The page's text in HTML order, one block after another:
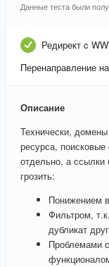
Данные теста были
Редирект c
Перенаправление
Описание
Технически,
ресурса,
отдельно, а
грозить:
Понижением
Фильтром,
дубликат
Проблемами